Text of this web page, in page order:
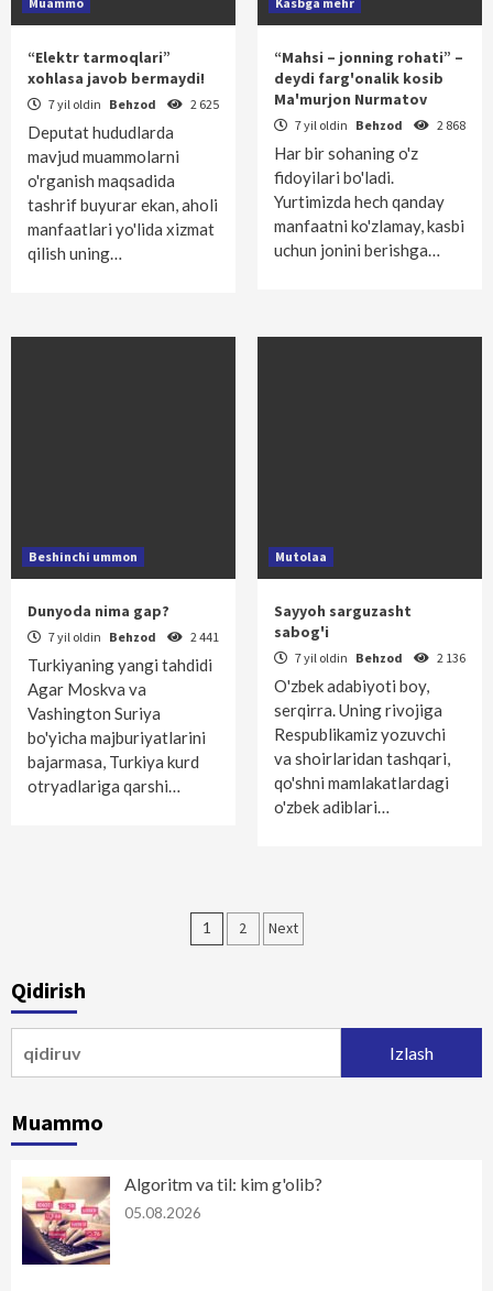
“Elektr tarmoqlari”
xohlasa javob bermaydi!
7 yil oldin Behzod 2 625
Deputat hududlarda
mavjud muammolarni
o'rganish maqsadida
tashrif buyurar ekan, aholi
manfaatlari yo'lida xizmat
qilish uning…
“Mahsi – jonning rohati” –
deydi farg'onalik kosib
Ma'murjon Nurmatov
7 yil oldin Behzod 2 868
Har bir sohaning o'z
fidoyilari bo'ladi.
Yurtimizda hech qanday
manfaatni ko'zlamay, kasbi
uchun jonini berishga…
Beshinchi ummon
Dunyoda nima gap?
7 yil oldin Behzod 2 441
Turkiyaning yangi tahdidi
Agar Moskva va
Vashington Suriya
bo'yicha majburiyatlarini
bajarmasa, Turkiya kurd
otryadlariga qarshi…
Mutolaa
Sayyoh sarguzasht
sabog'i
7 yil oldin Behzod 2 136
O'zbek adabiyoti boy,
serqirra. Uning rivojiga
Respublikamiz yozuvchi
va shoirlaridan tashqari,
qo'shni mamlakatlardagi
o'zbek adiblari…
Maqolalar
1 2 Next
Qidirish
Muammo
Algoritm va til: kim g'olib?
05.08.2026